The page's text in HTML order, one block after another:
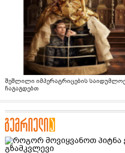
შეშლილი იმპერატრიცების
ჩაგაგდებთ